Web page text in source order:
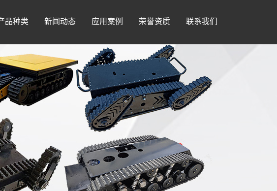
品种类 新闻动态 应用案例 荣誉资质 联系我们